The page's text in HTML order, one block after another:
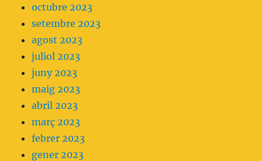
octubre 2023
setembre 2023
agost 2023
juliol 2023
juny 2023
maig 2023
abril 2023
març 2023
febrer 2023
gener 2023